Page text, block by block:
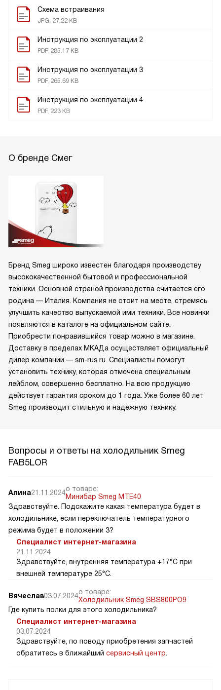
Схема встраивания
JPG, 27.22 KB
Инструкция по эксплуатации 2
PDF, 285.17 KB
Инструкция по эксплуатации 3
PDF, 265.69 KB
Инструкция по эксплуатации 4
PDF, 223 KB
О бренде Смег
Бренд Smeg широко известен благодаря производству
высококачественной бытовой и профессиональной
техники. Основной страной производства считается его
родина — Италия. Компания не стоит на месте, стремясь
улучшить качество выпускаемой ими техники. Все новинки
появляются в каталоге на официальном сайте.
Приобрести понравившийся товар можно в магазине.
Доставку в пределах МКАДа осуществляет официальный
дилер компании — sm-rus.ru. Специалисты помогут
установить технику, которая отмечена специальным
лейблом, совершенно бесплатно. На всю продукцию
действует гарантия сроком до 1 года. Уже более 60 лет
Smeg производит стильную и надежную технику.
Вопросы и ответы на холодильник Smeg
FAB5LOR
Алина21.11.2024о товаре:
Минибар Smeg MTE40
Здравствуйте. Подскажите какая температура будет в
холодильнике, если переключатель температурного
режима будет в положении 3?
Специалист интернет-магазина
21.11.2024
Здравствуйте, внутренняя температура +17°C при
внешней температуре 25°C.
Вячеслав03.07.2024о товаре:
Холодильник Smeg SBS800PO9
Где купить полки для этого холодильника?
Специалист интернет-магазина
03.07.2024
Здравствуйте, по поводу приобретения запчастей
обратитесь в ближайший сервисный центр